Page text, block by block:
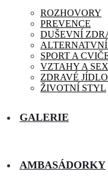
ROZHOVORY
PREVENCE
DUŠEVNÍ
SPORT A
VZTAHY A
ZDRAVÉ JÍDLO
ŽIVOTNÍ STYL
GALERIE
AMBASÁDORKY